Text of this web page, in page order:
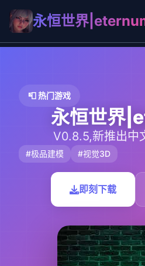
永恒世界
📮 热门游戏
永恒世界
V0.8.5,新推出中
#极品建模 #视觉3D
即刻下载